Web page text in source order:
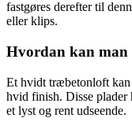
fastgøres derefter til
eller klips.
Hvordan kan
Et hvidt træbetonloft
hvid finish. Disse
et lyst og rent udseende.